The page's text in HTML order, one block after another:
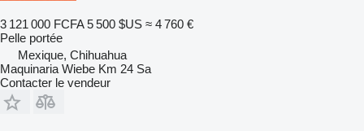
3 121 000 FCFA 5 500 $US ≈ 4 760 €
Pelle portée
Mexique, Chihuahua
Maquinaria Wiebe Km 24 Sa
Contacter le vendeur